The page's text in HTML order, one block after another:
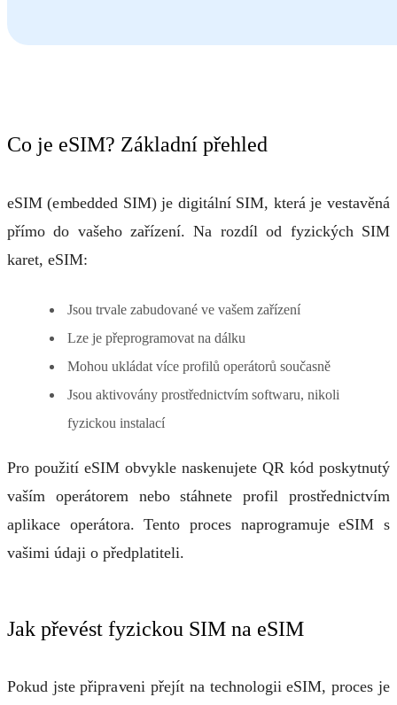
Co je eSIM? Základní přehled
eSIM (embedded SIM) je digitální SIM, která je vestavěná
přímo do vašeho zařízení. Na rozdíl od fyzických SIM
karet, eSIM:
Jsou trvale zabudované ve vašem zařízení
Lze je přeprogramovat na dálku
Mohou ukládat více profilů operátorů současně
Jsou aktivovány prostřednictvím softwaru, nikoli
fyzickou instalací
Pro použití eSIM obvykle naskenujete QR kód poskytnutý
vaším operátorem nebo stáhnete profil prostřednictvím
aplikace operátora. Tento proces naprogramuje eSIM s
vašimi údaji o předplatiteli.
Jak převést fyzickou SIM na eSIM
Pokud jste připraveni přejít na technologii eSIM, proces je